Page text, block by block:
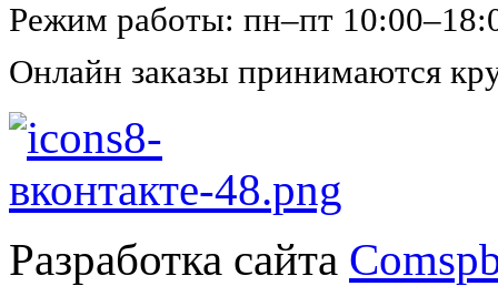
Режим работы: пн–пт
Онлайн заказы принимаются
Разработка сайта